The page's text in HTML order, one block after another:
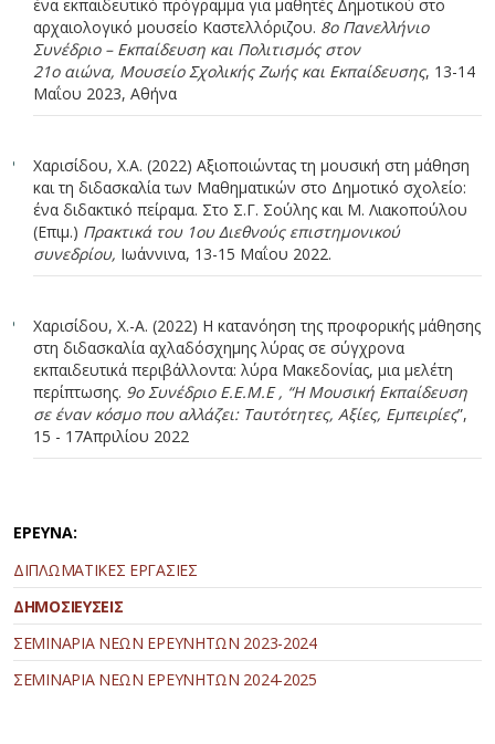
ένα εκπαιδευτικό πρόγραμμα για μαθητές Δημοτικού στο
αρχαιολογικό μουσείο Καστελλόριζου. 8ο Πανελλήνιο
Συνέδριο – Εκπαίδευση και Πολιτισμός στον
21ο αιώνα, Μουσείο Σχολικής Ζωής και Εκπαίδευσης, 13-14
Μαΐου 2023, Αθήνα
Χαρισίδου, Χ.Α. (2022) Αξιοποιώντας τη μουσική στη μάθηση
και τη διδασκαλία των Μαθηματικών στο Δημοτικό σχολείο:
ένα διδακτικό πείραμα. Στο Σ.Γ. Σούλης και Μ. Λιακοπούλου
(Επιμ.) Πρακτικά του 1ου Διεθνούς επιστημονικού
συνεδρίου, Ιωάννινα, 13-15 Μαΐου 2022.
Χαρισίδου, Χ.-Α. (2022) H κατανόηση της προφορικής μάθησης
στη διδασκαλία αχλαδόσχημης λύρας σε σύγχρονα
εκπαιδευτικά περιβάλλοντα: λύρα Μακεδονίας, μια μελέτη
περίπτωσης. 9ο Συνέδριο Ε.Ε.Μ.Ε , “H Μουσική Εκπαίδευση
σε έναν κόσμο που αλλάζει: Ταυτότητες, Αξίες, Εμπειρίες”,
15 - 17Απριλίου 2022
ΕΡΕΥΝΑ:
ΔΙΠΛΩΜΑΤΙΚΕΣ ΕΡΓΑΣΙΕΣ
ΔΗΜΟΣΙΕΥΣΕΙΣ
ΣΕΜΙΝΑΡΙΑ ΝΕΩΝ ΕΡΕΥΝΗΤΩΝ 2023-2024
ΣΕΜΙΝΑΡΙΑ ΝΕΩΝ ΕΡΕΥΝΗΤΩΝ 2024-2025